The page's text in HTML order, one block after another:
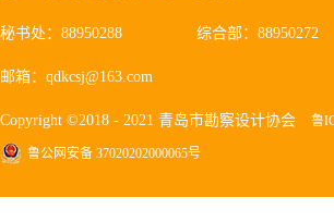
秘书处：88950288 综合部：88950272
邮箱：qdkcsj@163.com
Copyright ©2018 - 2021 青岛市勘察设计协会 鲁
鲁公网安备 37020202000065号